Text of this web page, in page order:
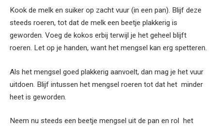
Kook de melk en suiker op zacht vuur (in een pan). Blijf deze
steeds roeren, tot dat de melk een beetje plakkerig is
geworden. Voeg de kokos erbij terwijl je het geheel blijft
roeren. Let op je handen, want het mengsel kan erg spetteren.
Als het mengsel goed plakkerig aanvoelt, dan mag je het vuur
uitdoen. Blijf intussen het mengsel roeren tot dat het minder
heet is geworden.
Neem nu steeds een beetje mengsel uit de pan en rol het